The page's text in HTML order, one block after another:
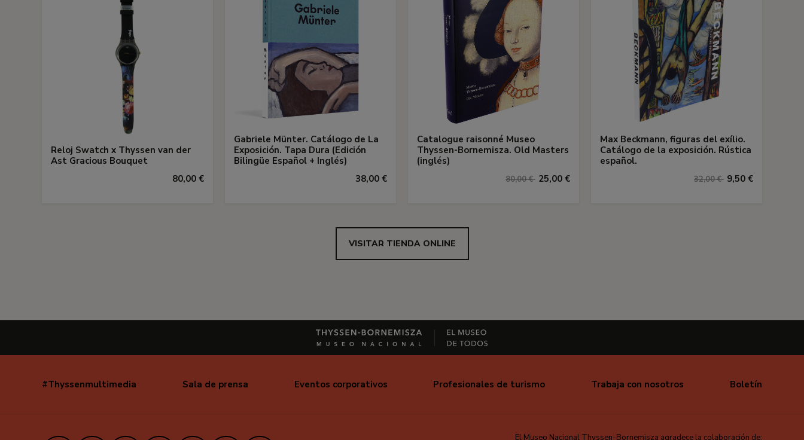
Reloj Swatch x Thyssen van der
Ast Gracious Bouquet
80,00 €
Gabriele Münter. Catálogo de La
Exposición. Tapa Dura (Edición
Bilingüe Español + Inglés)
38,00 €
Catalogue raisonné Museo
Thyssen-Bornemisza. Old Masters
(inglés)
80,00 € 25,00 €
Max Beckmann, figuras del exílio.
Catálogo de la exposición. Rústica
español.
32,00 € 9,50 €
VISITAR TIENDA ONLINE
Navegación
#Thyssenmultimedia Sala de prensa Eventos corporativos Profesionales de turismo Trabaja con nosotros Boletín
El Museo Nacional Thyssen-Bornemisza agradece la colaboración de: